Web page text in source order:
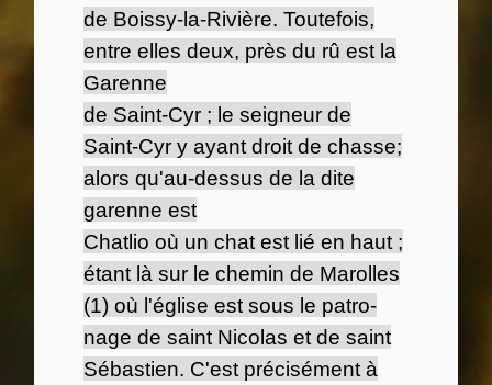
de Boissy-la-Rivière. Toutefois,
entre elles deux, près du rû est la
Garenne
de Saint-Cyr ; le seigneur de
Saint-Cyr y ayant droit de chasse;
alors qu'au-dessus de la dite
garenne est
Chatlio où un chat est lié en haut ;
étant là sur le chemin de Marolles
(1) où l'église est sous le patro-
nage de saint Nicolas et de saint
Sébastien. C'est précisément à